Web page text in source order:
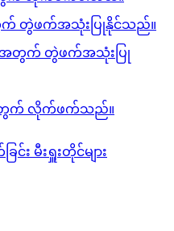
တွက် တွဲဖက်အသုံးပြုနိုင်သည်။
ရီးအတွက် တွဲဖက်အသုံးပြု
အတွက် လိုက်ဖက်သည်။
င်း မီးရှူးတိုင်များ